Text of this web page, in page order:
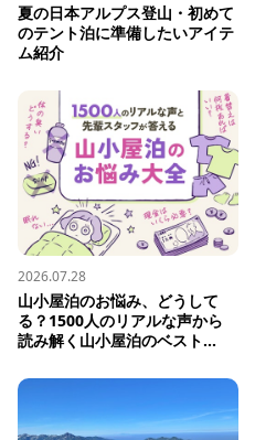
夏の日本アルプス登山・初めて
のテント泊に準備したいアイテ
ム紹介
2026.07.28
山小屋泊のお悩み、どうして
る？1500人のリアルな声から
読み解く山小屋泊のベスト...